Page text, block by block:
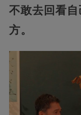
不敢去回看
方。